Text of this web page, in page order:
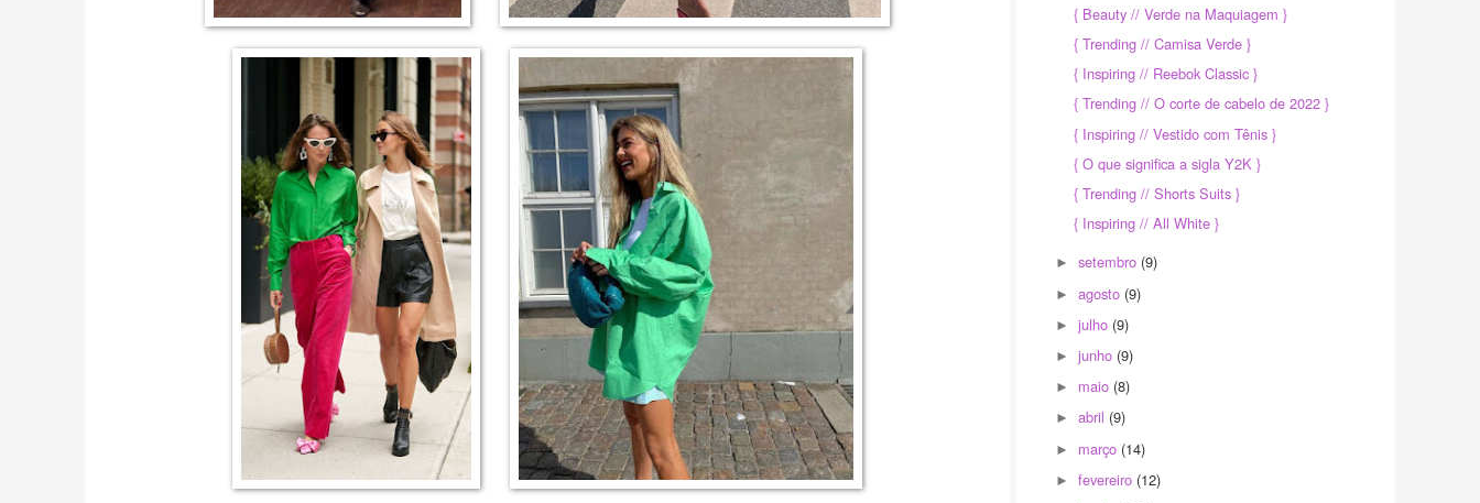
{ Beauty // Verde na Maquiagem }
{ Trending // Camisa Verde }
{ Inspiring // Reebok Classic }
{ Trending // O corte de cabelo de 2022 }
{ Inspiring // Vestido com Tênis }
{ O que significa a sigla Y2K }
{ Trending // Shorts Suits }
{ Inspiring // All White }
►setembro (9)
►agosto (9)
►julho (9)
►junho (9)
► maio (8)
►abril (9)
► março (14)
►fevereiro (12)